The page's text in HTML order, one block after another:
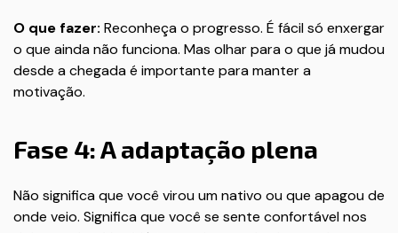
O que fazer: Reconheça o progresso. É fácil só enxergar
o que ainda não funciona. Mas olhar para o que já mudou
desde a chegada é importante para manter a
motivação.
Fase 4: A adaptação plena
Não significa que você virou um nativo ou que apagou de
onde veio. Significa que você se sente confortável nos